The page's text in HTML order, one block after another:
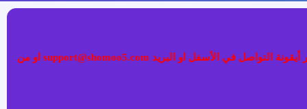
إذا كنت تواجه مشكلة في تسجيل الدخول الى عضويتك فضلا قم بطلب تغيير كلمة المرور عبر (نسيت كلمة المرور) أو التواصل معنا عبر أيقونة التواصل في الأسفل او البريد support@shomoo5.com او من